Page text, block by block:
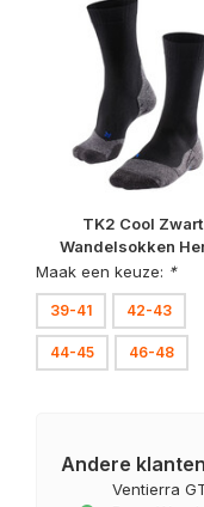
TK2 Cool Zwart
Wandelsokken
Maak een keuze: *
39-41 42-43
44-45 46-48
Andere
Ventierra